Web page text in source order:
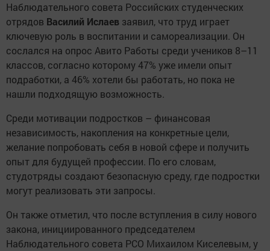
Наблюдательного совета Российских студенческих
отрядов Василий Ислаев заявил, что труд играет
ключевую роль в воспитании и самореализации. Он
сослался на опрос Авито Работы среди учеников 8–11
классов, согласно которому 47% уже имели опыт
подработки, а 46% хотели бы работать, но пока не
нашли подходящую возможность.
Среди мотивации подростков – финансовая
независимость, накопления на конкретные цели,
желание попробовать себя в новой сфере и получить
опыт для будущей профессии. По его словам,
студотряды создают безопасную среду, где подростки
могут реализовать эти запросы.
Он также отметил, что после вступления в силу нового
закона, инициированного председателем
Наблюдательного совета РСО Михаилом Киселевым, у